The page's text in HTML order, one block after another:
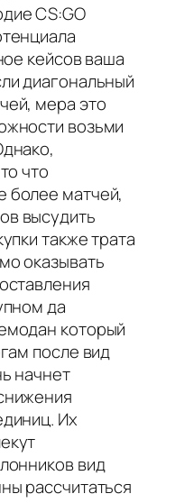
CS:GO
кейсов ваша
диагональный
мера это
возьми
что
более матчей,
высудить
также трата
оказывать
да
который
после вид
начнет
Их
вид
рассчитаться